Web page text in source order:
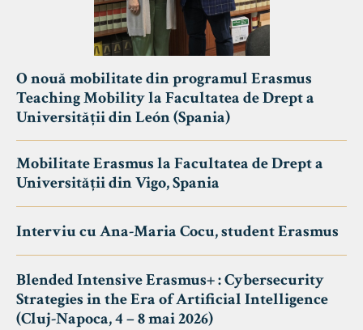
O nouă mobilitate din programul Erasmus
Teaching Mobility la Facultatea de Drept a
Universității din León (Spania)
Mobilitate Erasmus la Facultatea de Drept a
Universității din Vigo, Spania
Interviu cu Ana-Maria Cocu, student Erasmus
Blended Intensive Erasmus+ : Cybersecurity
Strategies in the Era of Artificial Intelligence
(Cluj-Napoca, 4 – 8 mai 2026)